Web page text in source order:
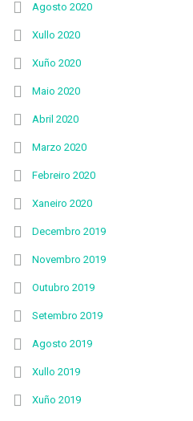
Agosto 2020
Xullo 2020
Xuño 2020
Maio 2020
Abril 2020
Marzo 2020
Febreiro 2020
Xaneiro 2020
Decembro 2019
Novembro 2019
Outubro 2019
Setembro 2019
Agosto 2019
Xullo 2019
Xuño 2019